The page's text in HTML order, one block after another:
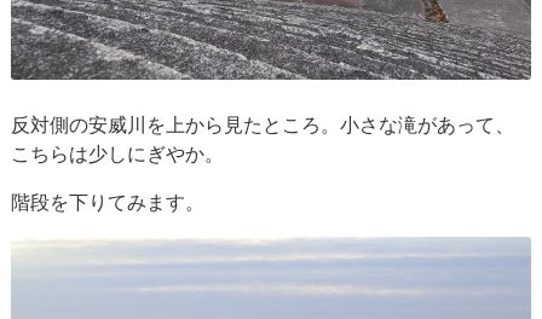
反対側の安威川を上から見たところ。小さな滝があって、
こちらは少しにぎやか。
階段を下りてみます。